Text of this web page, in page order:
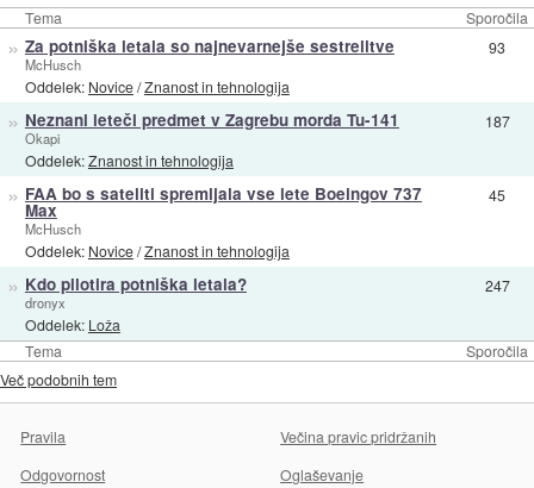
Tema Sporočila
Tema Sporočila
» Za potniška letala so najnevarnejše sestrelitve
McHusch
Oddelek: Novice/Znanost in tehnologija
93
» Neznani leteči predmet v Zagrebu morda Tu-141
Okapi
Oddelek:Znanost in tehnologija
187
» FAA bo s sateliti spremljala vse lete Boeingov 737
Max
McHusch
Oddelek: Novice/Znanost in tehnologija
45
» Kdo pilotira potniška letala?
dronyx
Oddelek: Loža
247
Več podobnih tem
Pravila
Večina pravic pridržanih
Odgovornost
Oglaševanje